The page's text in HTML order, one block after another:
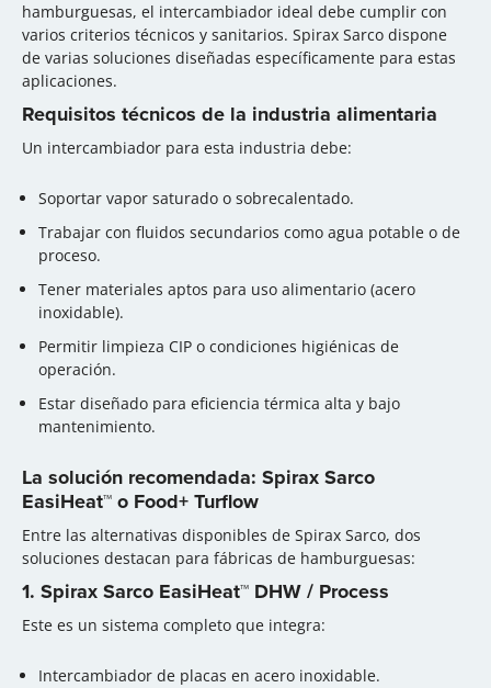
hamburguesas, el intercambiador ideal debe cumplir con
varios criterios técnicos y sanitarios. Spirax Sarco dispone
de varias soluciones diseñadas específicamente para estas
aplicaciones.
Requisitos técnicos de la industria alimentaria
Un intercambiador para esta industria debe:
Soportar vapor saturado o sobrecalentado.
Trabajar con fluidos secundarios como agua potable o de
proceso.
Tener materiales aptos para uso alimentario (acero
inoxidable).
Permitir limpieza CIP o condiciones higiénicas de
operación.
Estar diseñado para eficiencia térmica alta y bajo
mantenimiento.
La solución recomendada: Spirax Sarco
EasiHeat™ o Food+ Turflow
Entre las alternativas disponibles de Spirax Sarco, dos
soluciones destacan para fábricas de hamburguesas:
1. Spirax Sarco EasiHeat™ DHW / Process
Este es un sistema completo que integra:
Intercambiador de placas en acero inoxidable.